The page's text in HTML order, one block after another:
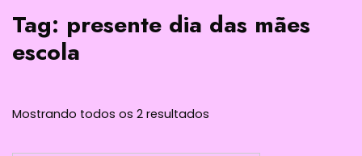
Tag: presente dia das mães
escola
Mostrando todos os 2 resultados